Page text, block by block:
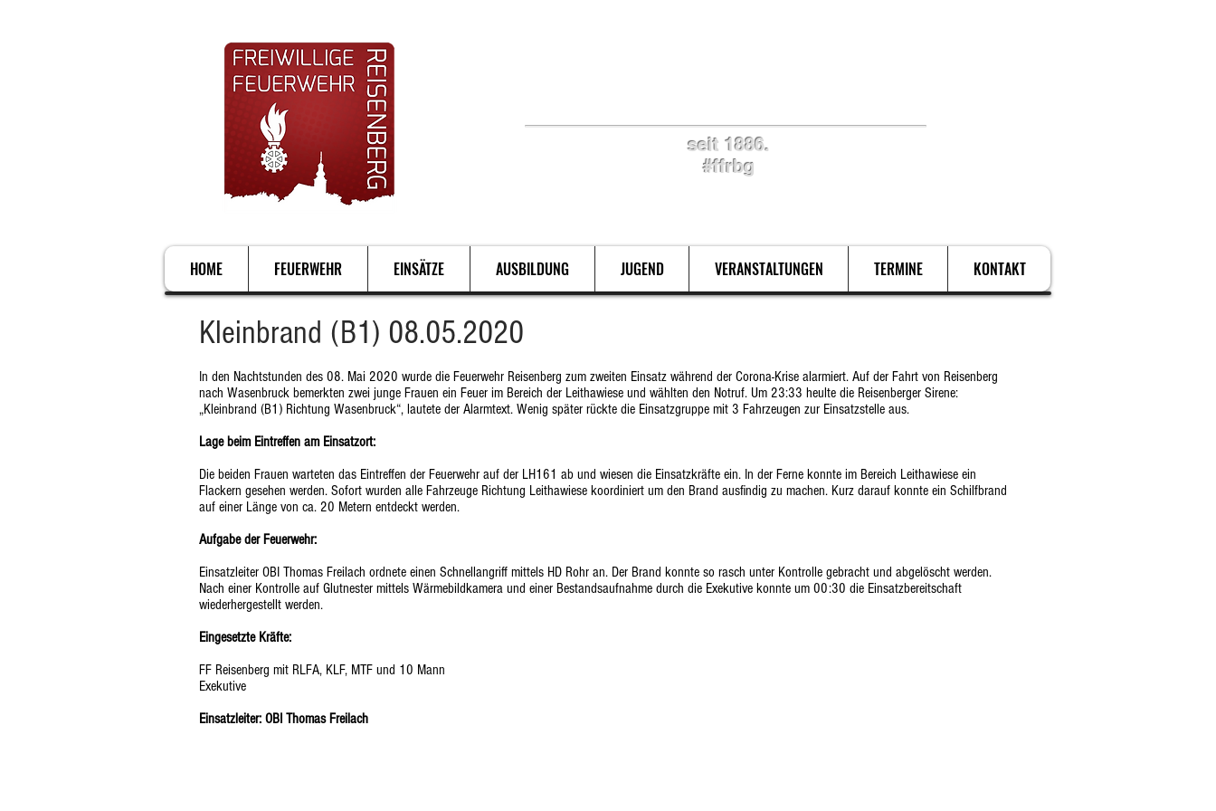
seit 1886.
#ffrbg
Kleinbrand (B1) 08.05.2020
In den Nachtstunden des 08. Mai 2020 wurde die Feuerwehr Reisenberg zum zweiten Einsatz während der Corona-Krise alarmiert. Auf der Fahrt von Reisenberg
nach Wasenbruck bemerkten zwei junge Frauen ein Feuer im Bereich der Leithawiese und wählten den Notruf. Um 23:33 heulte die Reisenberger Sirene:
„Kleinbrand (B1) Richtung Wasenbruck“, lautete der Alarmtext. Wenig später rückte die Einsatzgruppe mit 3 Fahrzeugen zur Einsatzstelle aus.
Lage beim Eintreffen am Einsatzort:
Die beiden Frauen warteten das Eintreffen der Feuerwehr auf der LH161 ab und wiesen die Einsatzkräfte ein. In der Ferne konnte im Bereich Leithawiese ein
Flackern gesehen werden. Sofort wurden alle Fahrzeuge Richtung Leithawiese koordiniert um den Brand ausfindig zu machen. Kurz darauf konnte ein Schilfbrand
auf einer Länge von ca. 20 Metern entdeckt werden.
Aufgabe der Feuerwehr:
Einsatzleiter OBI Thomas Freilach ordnete einen Schnellangriff mittels HD Rohr an. Der Brand konnte so rasch unter Kontrolle gebracht und abgelöscht werden.
Nach einer Kontrolle auf Glutnester mittels Wärmebildkamera und einer Bestandsaufnahme durch die Exekutive konnte um 00:30 die Einsatzbereitschaft
wiederhergestellt werden.
Eingesetzte Kräfte:
FF Reisenberg mit RLFA, KLF, MTF und 10 Mann
Exekutive
Einsatzleiter: OBI Thomas Freilach
HOME FEUERWEHR EINSÄTZE AUSBILDUNG JUGEND VERANSTALTUNGEN TERMINE KONTAKT